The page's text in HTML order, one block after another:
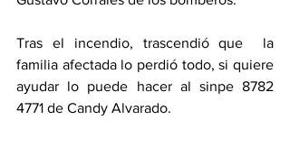
Tras el incendio, trascendió que  la
familia afectada lo perdió todo, si quiere
ayudar lo puede hacer al sinpe 8782
4771 de Candy Alvarado.